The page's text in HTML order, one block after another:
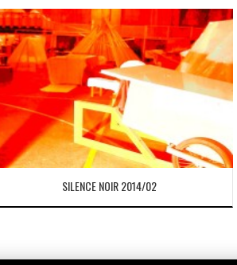
SILENCE NOIR 2014/02